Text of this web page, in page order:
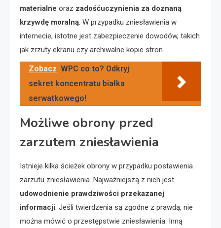
materialne oraz zadośćuczynienia za doznaną
krzywdę moralną. W przypadku zniesławienia w
internecie, istotne jest zabezpieczenie dowodów, takich
jak zrzuty ekranu czy archiwalne kopie stron.
Zobacz WPC co to? Odkryj
sekret koncentratu białka
serwatkowego!
Możliwe obrony przed
zarzutem zniesławienia
Istnieje kilka ścieżek obrony w przypadku postawienia
zarzutu zniesławienia. Najważniejszą z nich jest
udowodnienie prawdziwości przekazanej
informacji. Jeśli twierdzenia są zgodne z prawdą, nie
można mówić o przestępstwie zniesławienia. Inną